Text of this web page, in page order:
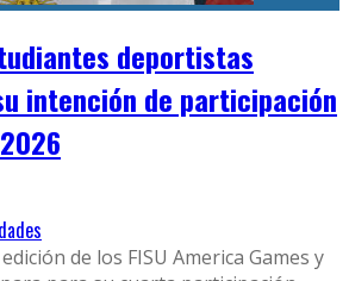
deportistas
intención de participación
de los FISU America Games y